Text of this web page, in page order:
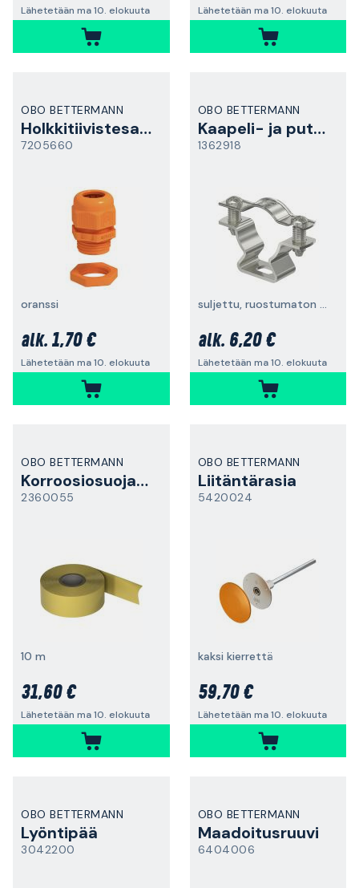
Lähetetään ma 10. elokuuta Lähetetään ma 10. elokuuta
OBO BETTERMANN
Holkkitiivistesarja
7205660
oranssi
alk. 1,70 €
Lähetetään ma 10. elokuuta
OBO BETTERMANN
Kaapeli- ja putkikiinnike
1362918
suljettu, ruostumaton teräs, sinkitty
alk. 6,20 €
Lähetetään ma 10. elokuuta
OBO BETTERMANN
Korroosiosuojanauha
2360055
10 m
31,60 €
Lähetetään ma 10. elokuuta
OBO BETTERMANN
Liitäntärasia
5420024
kaksi kierrettä
59,70 €
Lähetetään ma 10. elokuuta
OBO BETTERMANN
Lyöntipää
3042200
OBO BETTERMANN
Maadoitusruuvi
6404006